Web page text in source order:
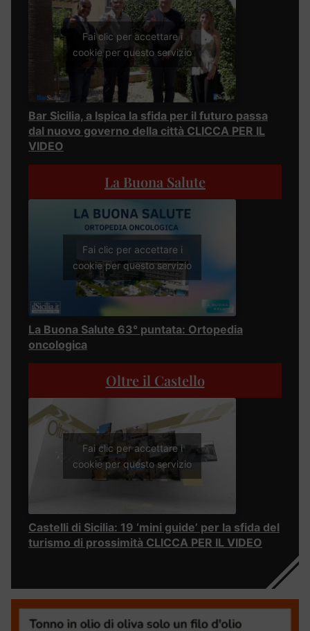
Fai clic per accettare i
cookie per questo servizio
Bar Sicilia, a Ispica la sfida per il futuro passa
dal nuovo governo della città CLICCA PER IL
VIDEO
La Buona Salute
Fai clic per accettare i
cookie per questo servizio
La Buona Salute 63° puntata: Ortopedia
oncologica
Oltre il Castello
Fai clic per accettare i
cookie per questo servizio
Castelli di Sicilia: 19 ‘mini guide’ per la sfida del
turismo di prossimità CLICCA PER IL VIDEO